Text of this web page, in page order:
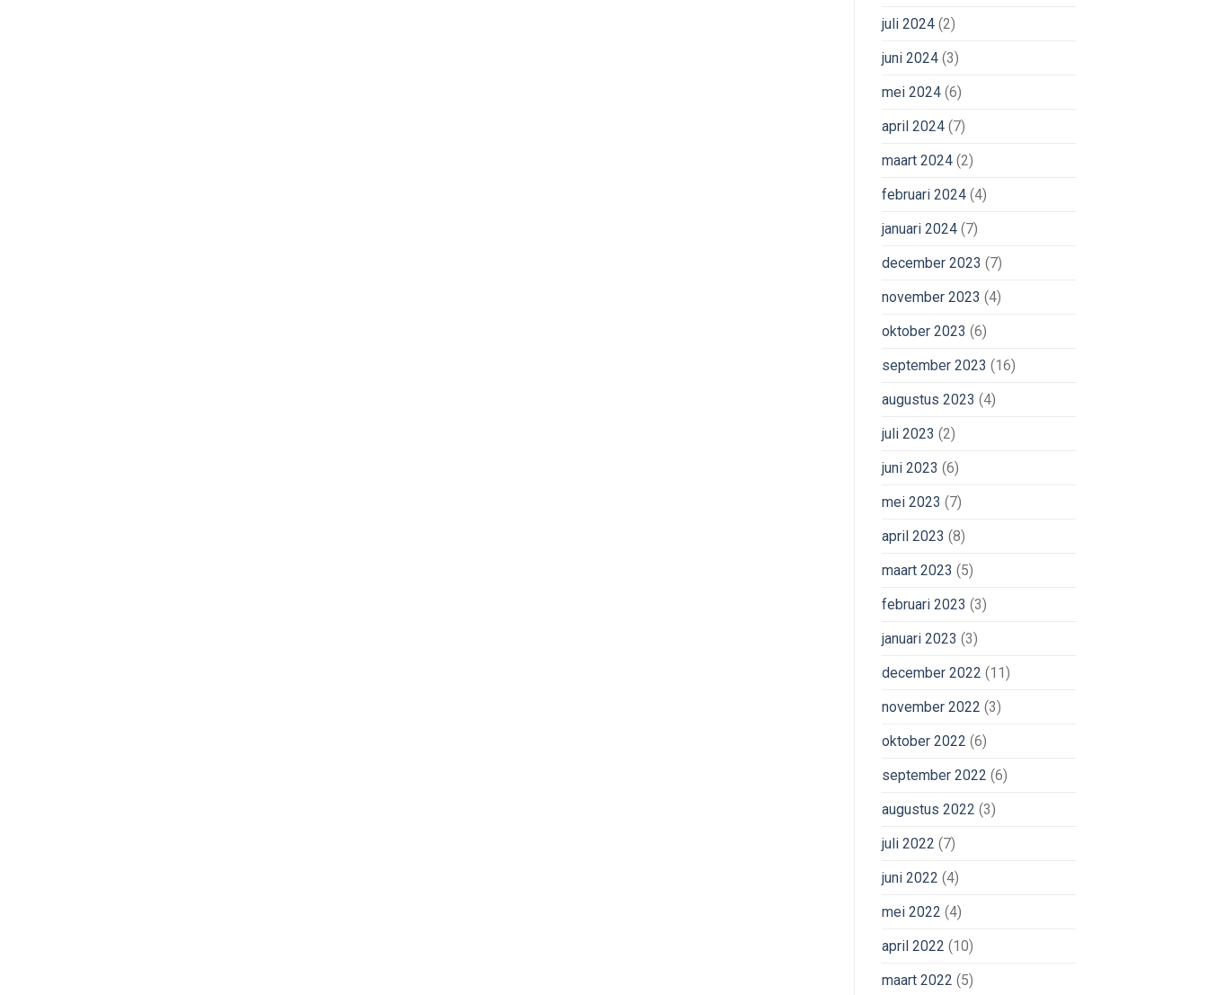
juli 2024(2)
juni 2024(3)
mei 2024(6)
april 2024(7)
maart 2024(2)
februari 2024(4)
januari 2024(7)
december 2023 (7)
november 2023 (4)
oktober 2023 (6)
september 2023 (16)
augustus 2023 (4)
juli 2023 (2)
juni 2023 (6)
mei 2023 (7)
april 2023 (8)
maart 2023 (5)
februari 2023 (3)
januari 2023 (3)
december 2022 (11)
november 2022 (3)
oktober 2022 (6)
september 2022 (6)
augustus 2022 (3)
juli 2022 (7)
juni 2022 (4)
mei 2022 (4)
april 2022 (10)
maart 2022 (5)